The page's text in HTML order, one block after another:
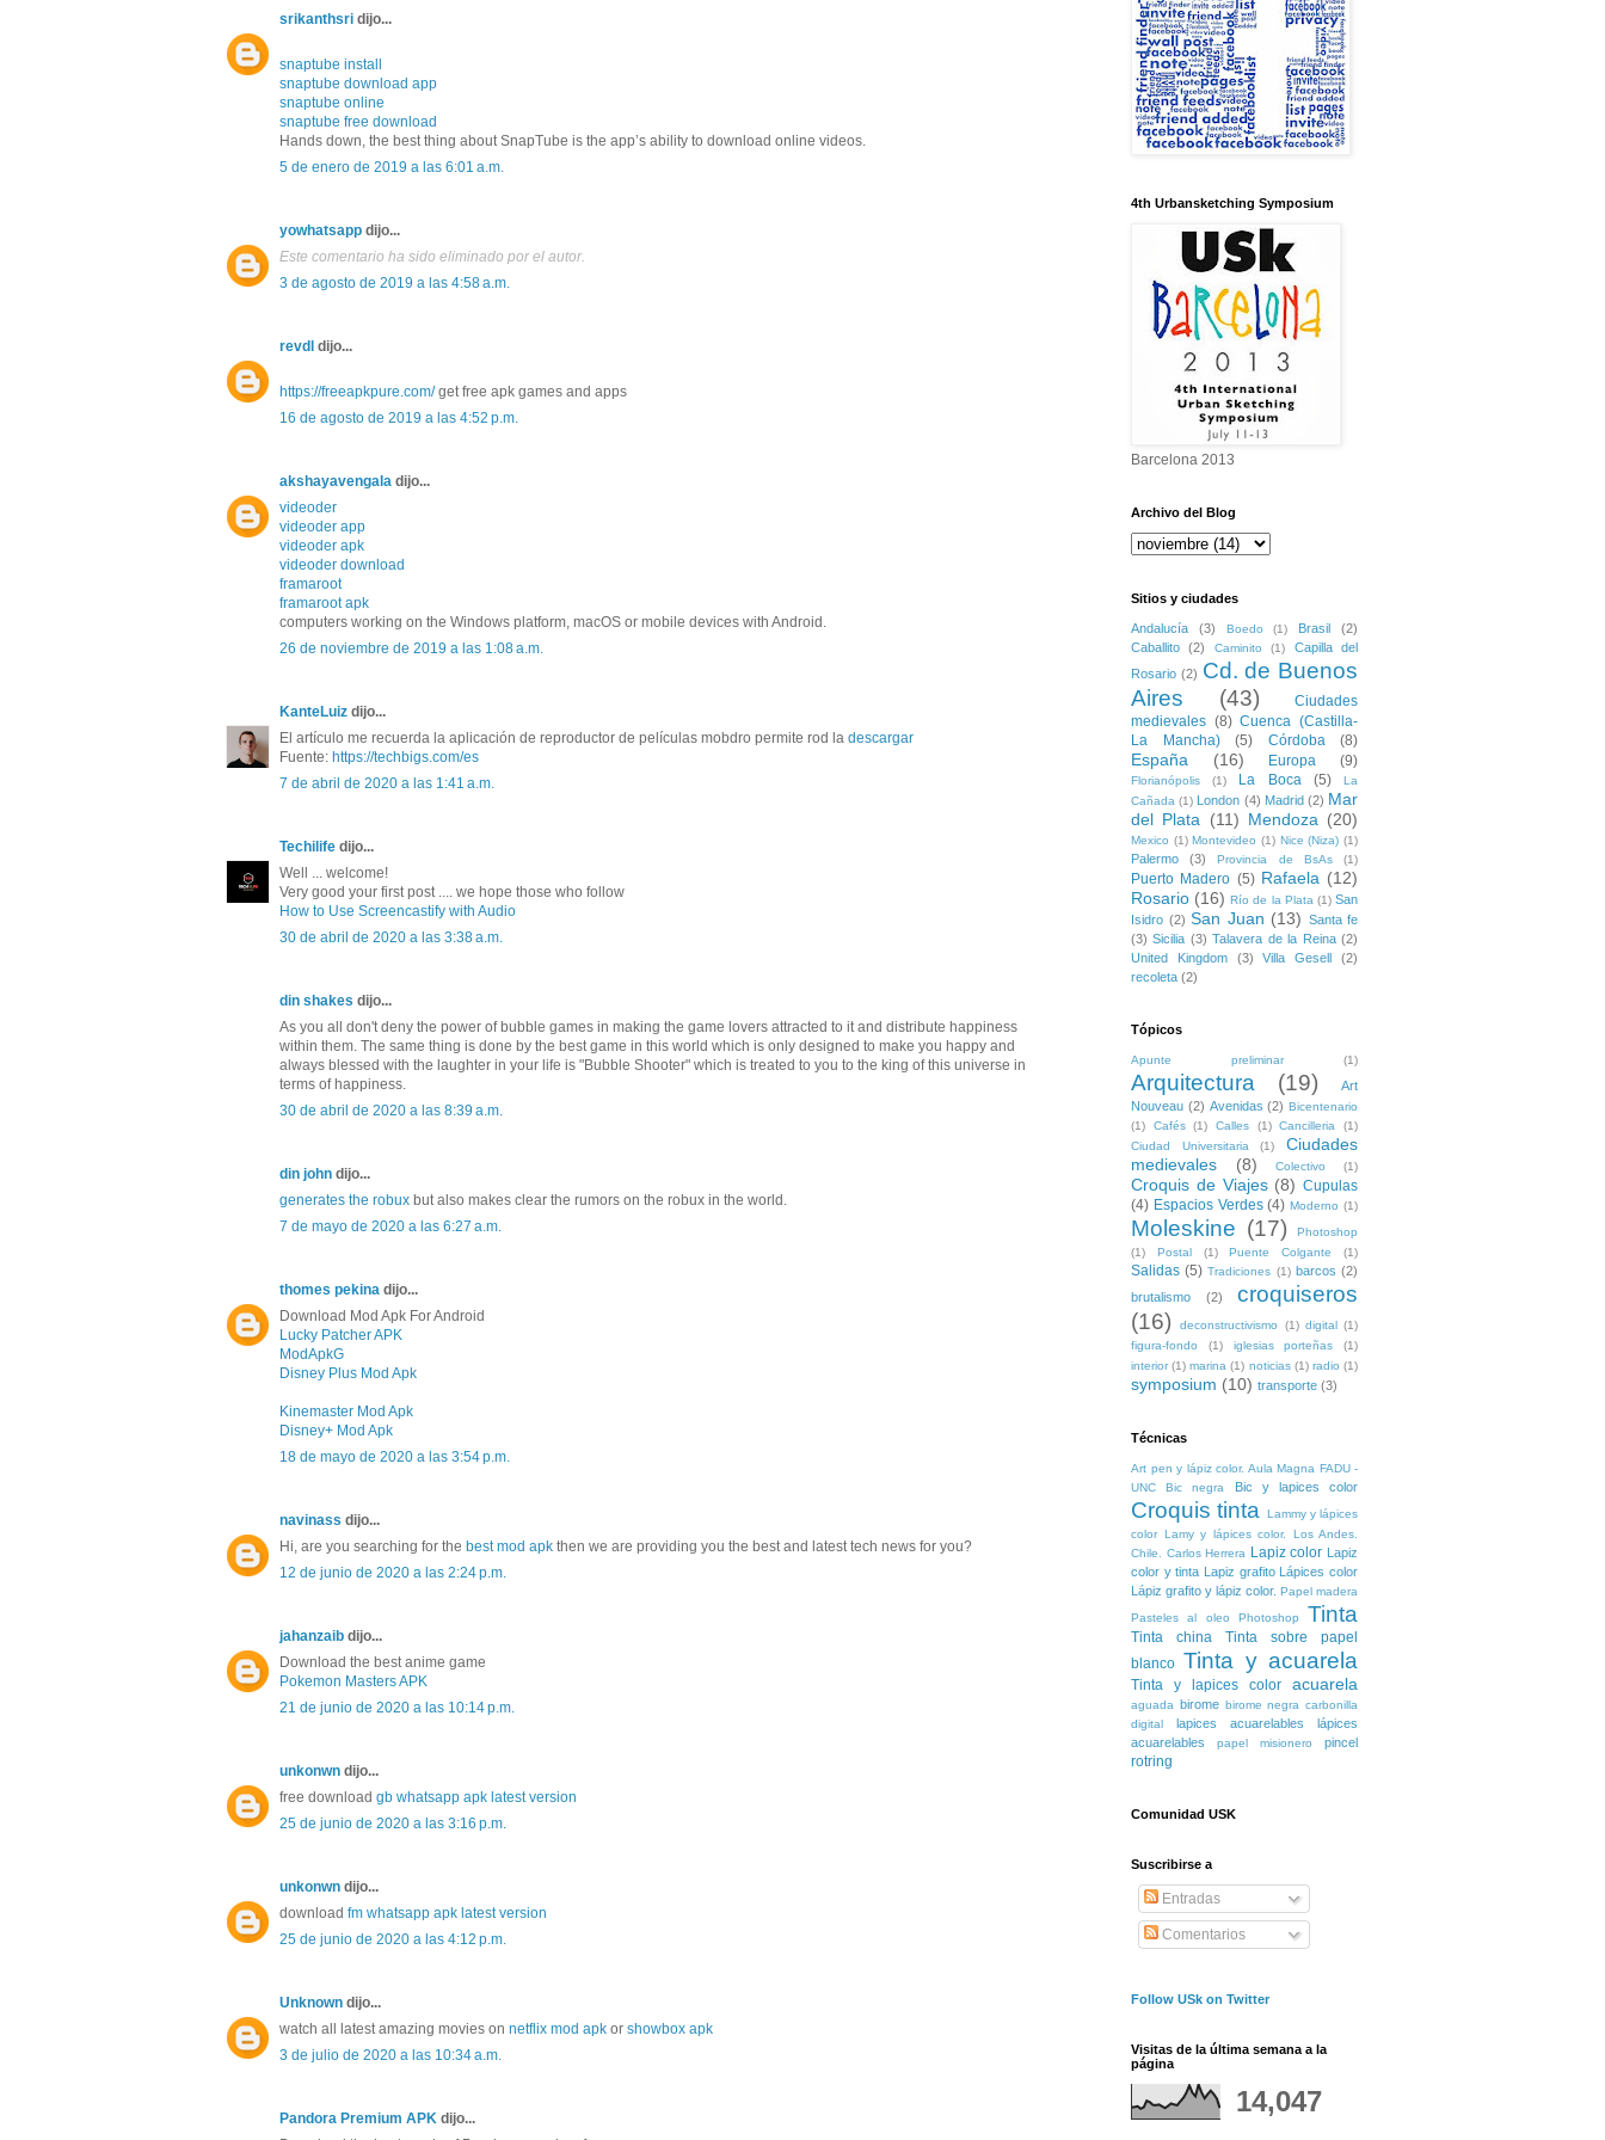
srikanthsri dijo...
snaptube install
snaptube download app
snaptube online
snaptube free download
Hands down, the best thing about SnapTube is the app’s ability to download online videos.
5 de enero de 2019 a las 6:01 a.m.
yowhatsapp dijo...
Este comentario ha sido eliminado por el autor.
3 de agosto de 2019 a las 4:58 a.m.
revdl dijo...
https://freeapkpure.com/get free apk games and apps
16 de agosto de 2019 a las 4:52 p.m.
akshayavengala dijo...
videoder
videoder app
videoder apk
videoder download
framaroot
framaroot apk
computers working on the Windows platform, macOS or mobile devices with Android.
26 de noviembre de 2019 a las 1:08 a.m.
KanteLuiz dijo...
El artículo me recuerda la aplicación de reproductor de películas mobdro permite rod la descargar
Fuente: https://techbigs.com/es
7 de abril de 2020 a las 1:41 a.m.
Techilife dijo...
Well ... welcome!
Very good your first post .... we hope those who follow
How to Use Screencastify with Audio
30 de abril de 2020 a las 3:38 a.m.
din shakes dijo...
As you all don't deny the power of bubble games in making the game lovers attracted to it and distribute happiness
within them. The same thing is done by the best game in this world which is only designed to make you happy and
always blessed with the laughter in your life is "Bubble Shooter" which is treated to you to the king of this universe in
terms of happiness.
30 de abril de 2020 a las 8:39 a.m.
din john dijo...
generates the robux but also makes clear the rumors on the robux in the world.
7 de mayo de 2020 a las 6:27 a.m.
thomes pekina dijo...
Download Mod Apk For Android
Lucky Patcher APK
ModApkG
Disney Plus Mod Apk
Kinemaster Mod Apk
Disney+ Mod Apk
18 de mayo de 2020 a las 3:54 p.m.
navinass dijo...
Hi, are you searching for the best mod apk then we are providing you the best and latest tech news for you?
12 de junio de 2020 a las 2:24 p.m.
jahanzaib dijo...
Download the best anime game
Pokemon Masters APK
21 de junio de 2020 a las 10:14 p.m.
unkonwn dijo...
free download gb whatsapp apk latest version
25 de junio de 2020 a las 3:16 p.m.
unkonwn dijo...
download fm whatsapp apk latest version
25 de junio de 2020 a las 4:12 p.m.
Unknown dijo...
watch all latest amazing movies on netflix mod apk or showbox apk
3 de julio de 2020 a las 10:34 a.m.
Pandora Premium APK dijo...
4th Urbansketching Symposium
Barcelona 2013
Archivo del Blog
Sitios y ciudades
Andalucía (3) Boedo (1) Brasil
(2)
Caballito
(2) Caminito (1)
Capilla del
Rosario (2) Cd. de Buenos
Aires
(43)
Ciudades
medievales (8) Cuenca (Castilla-
La Mancha)
(5) Córdoba (8)
España (16) Europa (9)
Florianópolis (1) La Boca (5)
La
Cañada (1) London (4) Madrid (2) Mar
del Plata (11) Mendoza (20)
Mexico (1) Montevideo (1) Nice (Niza) (1)
Palermo (3) Provincia de BsAs (1)
Puerto Madero (5) Rafaela (12)
Rosario (16) Río de la Plata (1) San
Isidro (2) San Juan (13) Santa fe
(3) Sicilia (3) Talavera de la Reina (2)
United Kingdom
(3) Villa Gesell
(2)
recoleta (2)
Tópicos
Apunte preliminar (1)
Arquitectura (19)
Art
Nouveau (2) Avenidas (2) Bicentenario
(1)
Cafés (1) Calles (1) Cancilleria
(1)
Ciudad Universitaria
(1)
Ciudades
medievales
(8) Colectivo (1)
Croquis de Viajes (8) Cupulas
(4) Espacios Verdes (4) Moderno (1)
Moleskine (17)
Photoshop
(1)
Postal (1) Puente Colgante (1)
Salidas (5) Tradiciones (1) barcos (2)
brutalismo
(2)
croquiseros
(16)
deconstructivismo (1) digital
(1)
figura-fondo
(1) iglesias porteñas
(1)
interior (1) marina (1) noticias (1) radio (1)
symposium (10) transporte (3)
Técnicas
Art pen y lápiz color. Aula Magna FADU -
UNC
Bic negra Bic y lapices color
Croquis tinta
Lammy y lápices
color
Lamy y lápices color. Los Andes.
Chile. Carlos Herrera Lapiz color
Lapiz
color y tinta
Lapiz grafito
Lápices color
Lápiz grafito y lápiz color. Papel madera
Pasteles al oleo
Photoshop Tinta
Tinta china
Tinta sobre papel
blanco Tinta y acuarela
Tinta y lapices color acuarela
aguada birome birome negra carbonilla
digital
lapices acuarelables
lápices
acuarelables
papel misionero pincel
rotring
Comunidad USK
Suscribirse a
Entradas
Comentarios
Follow USk on Twitter
Visitas de la última semana a la
página
14,047